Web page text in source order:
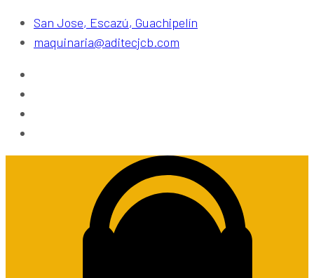
San Jose, Escazú, Guachipelín
maquinaria@aditecjcb.com